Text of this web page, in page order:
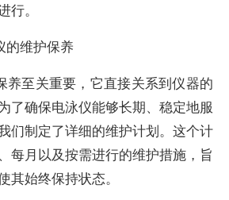
行。
的维护保养
养至关重要，它直接关系到仪器的
了确保电泳仪能够长期、稳定地服
们制定了详细的维护计划。这个计
每月以及按需进行的维护措施，旨
其始终保持状态。